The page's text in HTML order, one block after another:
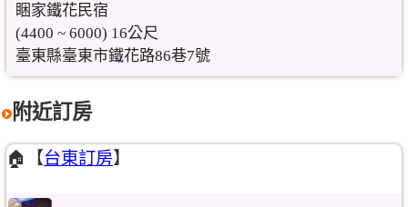
睏家鐵花民宿
(4400 ~ 6000) 16公尺
臺東縣臺東市鐵花路86巷7號
附近訂房
🏠【台東訂房】